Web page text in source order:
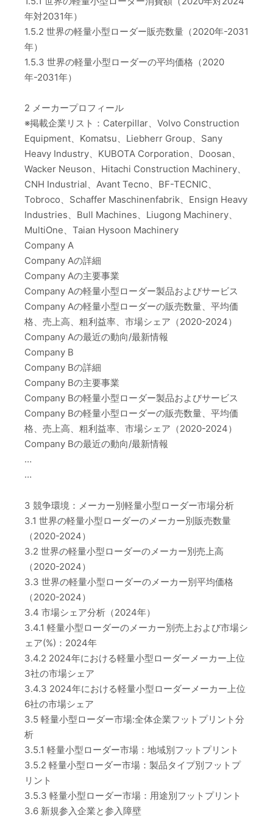
年対2031年）
1.5.2 世界の軽量小型ローダー販売数量（2020年-2031
年）
1.5.3 世界の軽量小型ローダーの平均価格（2020
年-2031年）
2 メーカープロフィール
※掲載企業リスト：Caterpillar、Volvo Construction
Equipment、Komatsu、Liebherr Group、Sany
Heavy Industry、KUBOTA Corporation、Doosan、
Wacker Neuson、Hitachi Construction Machinery、
CNH Industrial、Avant Tecno、BF-TECNIC、
Tobroco、Schaffer Maschinenfabrik、Ensign Heavy
Industries、Bull Machines、Liugong Machinery、
MultiOne、Taian Hysoon Machinery
Company A
Company Aの詳細
Company Aの主要事業
Company Aの軽量小型ローダー製品およびサービス
Company Aの軽量小型ローダーの販売数量、平均価
格、売上高、粗利益率、市場シェア（2020-2024）
Company Aの最近の動向/最新情報
Company B
Company Bの詳細
Company Bの主要事業
Company Bの軽量小型ローダー製品およびサービス
Company Bの軽量小型ローダーの販売数量、平均価
格、売上高、粗利益率、市場シェア（2020-2024）
Company Bの最近の動向/最新情報
…
…
3 競争環境：メーカー別軽量小型ローダー市場分析
3.1 世界の軽量小型ローダーのメーカー別販売数量
（2020-2024）
3.2 世界の軽量小型ローダーのメーカー別売上高
（2020-2024）
3.3 世界の軽量小型ローダーのメーカー別平均価格
（2020-2024）
3.4 市場シェア分析（2024年）
3.4.1 軽量小型ローダーのメーカー別売上および市場シ
ェア(%)：2024年
3.4.2 2024年における軽量小型ローダーメーカー上位
3社の市場シェア
3.4.3 2024年における軽量小型ローダーメーカー上位
6社の市場シェア
3.5 軽量小型ローダー市場:全体企業フットプリント分
析
3.5.1 軽量小型ローダー市場：地域別フットプリント
3.5.2 軽量小型ローダー市場：製品タイプ別フットプ
リント
3.5.3 軽量小型ローダー市場：用途別フットプリント
3.6 新規参入企業と参入障壁